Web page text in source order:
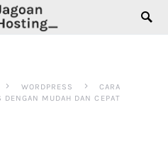
WORDPRESS
CARA
DENGAN MUDAH DAN CEPAT